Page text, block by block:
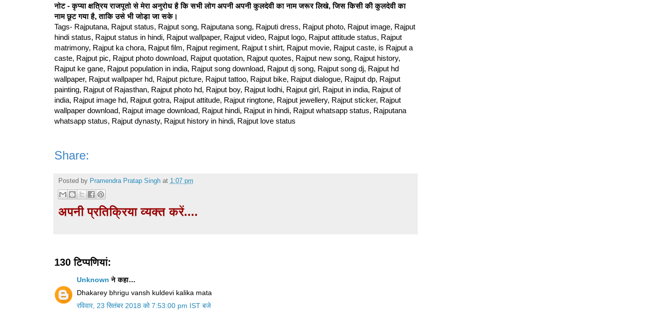
नोट - कृप्या क्षत्रिय राजपूतो से मेरा अनुरोध है कि सभी लोग अपनी अपनी कुलदेवी का नाम जरूर लिखे, जिस किसी की कुलदेवी का
नाम छूट गया है, ताकि उसे भी जोड़ा जा सके।
Tags- Rajputana, Rajput status, Rajput song, Rajputana song, Rajputi dress, Rajput photo, Rajput image, Rajput
hindi status, Rajput status in hindi, Rajput wallpaper, Rajput video, Rajput logo, Rajput attitude status, Rajput
matrimony, Rajput ka chora, Rajput film, Rajput regiment, Rajput t shirt, Rajput movie, Rajput caste, is Rajput a
caste, Rajput pic, Rajput photo download, Rajput quotation, Rajput quotes, Rajput new song, Rajput history,
Rajput ke gane, Rajput population in india, Rajput song download, Rajput dj song, Rajput song dj, Rajput hd
wallpaper, Rajput wallpaper hd, Rajput picture, Rajput tattoo, Rajput bike, Rajput dialogue, Rajput dp, Rajput
painting, Rajput of Rajasthan, Rajput photo hd, Rajput boy, Rajput lodhi, Rajput girl, Rajput in india, Rajput of
india, Rajput image hd, Rajput gotra, Rajput attitude, Rajput ringtone, Rajput jewellery, Rajput sticker, Rajput
wallpaper download, Rajput image download, Rajput hindi, Rajput in hindi, Rajput whatsapp status, Rajputana
whatsapp status, Rajput dynasty, Rajput history in hindi, Rajput love status
Share:
Posted by Pramendra Pratap Singh at 1:07 pm
अपनी प्रतिक्रिया व्यक्त करें....
130 टिप्‍पणियां:
Unknown ने कहा…
Dhakarey bhrigu vansh kuldevi kalika mata
रविवार, 23 सितंबर 2018 को 7:53:00 pm IST बजे